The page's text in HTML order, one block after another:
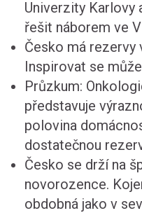
Univerzity Karlovy
řešit náborem ve
Česko má rezervy
Inspirovat se
Průzkum:
představuje
polovina
dostatečnou
Česko se drží na
novorozence.
obdobná jako v